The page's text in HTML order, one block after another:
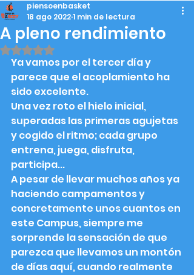
A pleno rendimiento
piensoenbasket
18 ago 20221 min de lectura
Obtuvo NaN de 5 estrellas.
Ya vamos por el tercer día y
parece que el acoplamiento ha
sido excelente.
Una vez roto el hielo inicial,
superadas las primeras agujetas
y cogido el ritmo; cada grupo
entrena, juega, disfruta,
participa...
A pesar de llevar muchos años ya
haciendo campamentos y
concretamente unos cuantos en
este Campus, siempre me
sorprende la sensación de que
parezca que llevamos un montón
de días aquí, cuando realmente